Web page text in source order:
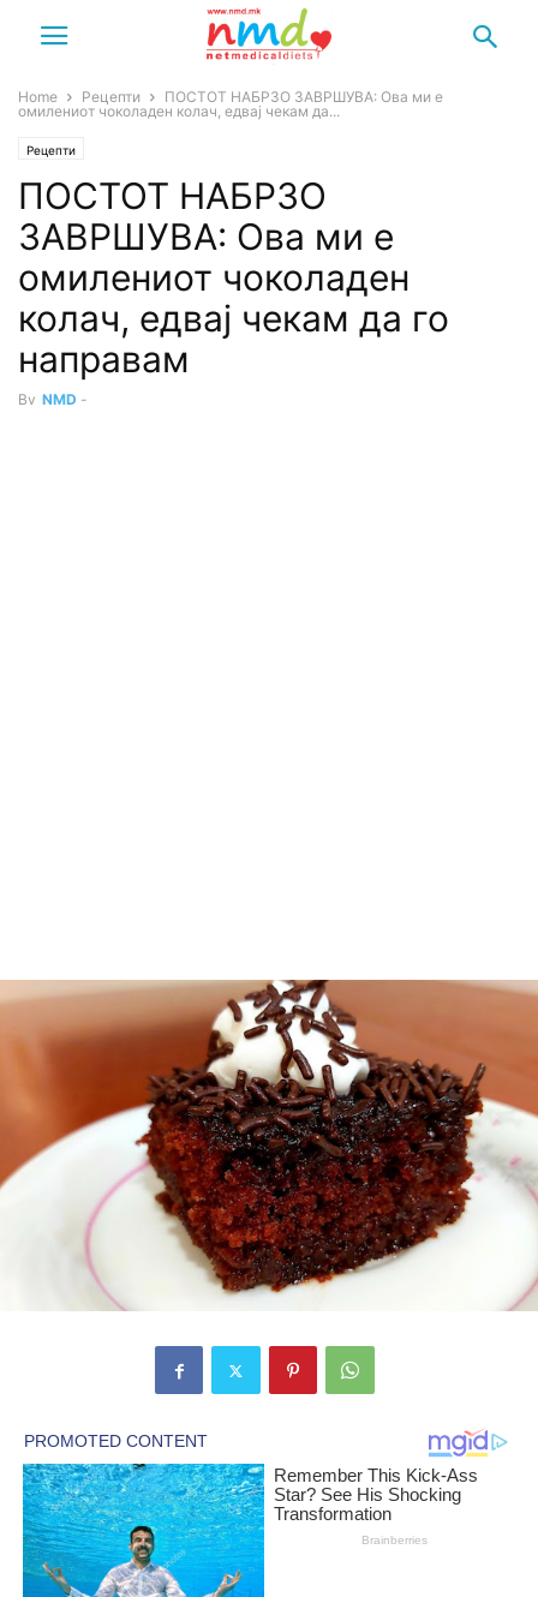
Home Рецепти
ПОСТОТ НАБРЗО ЗАВРШУВА: Ова ми е
омилениот чоколаден колач, едвај чекам да...
Рецепти
ПОСТОТ НАБРЗО
ЗАВРШУВА: Ова ми е
омилениот чоколаден
колач, едвај чекам да го
направам
By NMD -